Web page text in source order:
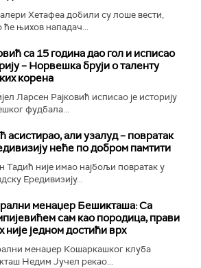
Хетафеа добили су лоше вести,
ће њихов нападач...
са 15 година дао гол и исписао
– Норвешка бруји о таленту
корена
Ларсен Рајковић исписао је историју
фудбала...
асистирао, али узалуд – повратак
неће по добром памтити
Тадић није имао најбољи повратак у
Ередивизију...
менаџер Бешикташа: Са
сам као породица, прави
није једном достићи врх
менаџер Кошаркашког клуба
Недим Јучел рекао...